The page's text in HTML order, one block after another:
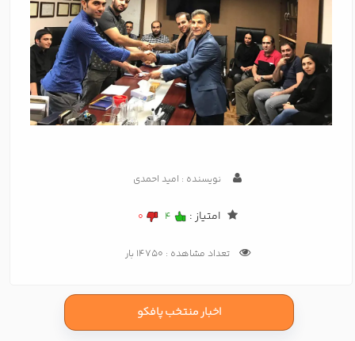
نویسنده : امید احمدی
امتیاز : 4
0
تعداد مشاهده : 14750 بار
اخبار منتخب پافکو